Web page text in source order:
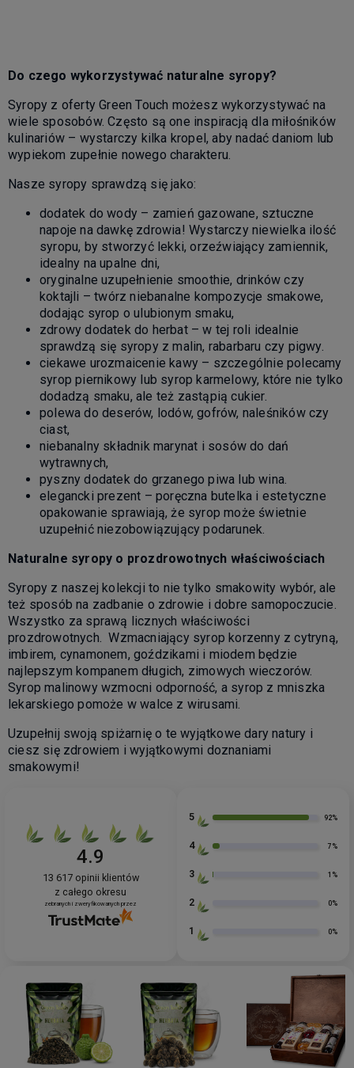
Do czego wykorzystywać naturalne syropy?
Syropy z oferty Green Touch możesz wykorzystywać na
wiele sposobów. Często są one inspiracją dla miłośników
kulinariów – wystarczy kilka kropel, aby nadać daniom lub
wypiekom zupełnie nowego charakteru.
Nasze syropy sprawdzą się jako:
dodatek do wody – zamień gazowane, sztuczne
napoje na dawkę zdrowia! Wystarczy niewielka ilość
syropu, by stworzyć lekki, orzeźwiający zamiennik,
idealny na upalne dni,
oryginalne uzupełnienie smoothie, drinków czy
koktajli – twórz niebanalne kompozycje smakowe,
dodając syrop o ulubionym smaku,
zdrowy dodatek do herbat – w tej roli idealnie
sprawdzą się syropy z malin, rabarbaru czy pigwy.
ciekawe urozmaicenie kawy – szczególnie polecamy
syrop piernikowy lub syrop karmelowy, które nie tylko
dodadzą smaku, ale też zastąpią cukier.
polewa do deserów, lodów, gofrów, naleśników czy
ciast,
niebanalny składnik marynat i sosów do dań
wytrawnych,
pyszny dodatek do grzanego piwa lub wina.
elegancki prezent – poręczna butelka i estetyczne
opakowanie sprawiają, że syrop może świetnie
uzupełnić niezobowiązujący podarunek.
Naturalne syropy o prozdrowotnych właściwościach
Syropy z naszej kolekcji to nie tylko smakowity wybór, ale
też sposób na zadbanie o zdrowie i dobre samopoczucie.
Wszystko za sprawą licznych właściwości
prozdrowotnych. Wzmacniający syrop korzenny z cytryną,
imbirem, cynamonem, goździkami i miodem będzie
najlepszym kompanem długich, zimowych wieczorów.
Syrop malinowy wzmocni odporność, a syrop z mniszka
lekarskiego pomoże w walce z wirusami.
Uzupełnij swoją spiżarnię o te wyjątkowe dary natury i
ciesz się zdrowiem i wyjątkowymi doznaniami
smakowymi!
4.9
13 617opinii klientów
z całego okresu
zebranych i zweryfikowanych przez
5 92%
4 7%
3 1%
2 0%
1 0%